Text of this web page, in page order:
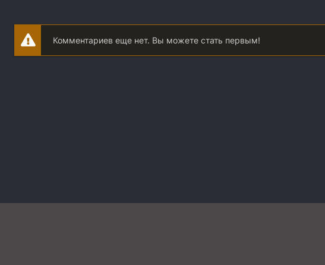
Комментариев еще нет. Вы можете стать первым!